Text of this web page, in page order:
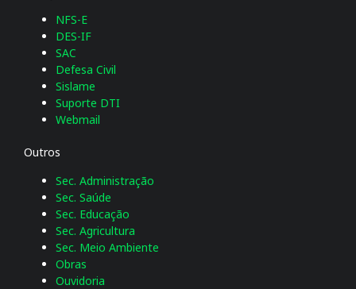
NFS-E
DES-IF
SAC
Defesa Civil
Sislame
Suporte DTI
Webmail
Outros
Sec. Administração
Sec. Saúde
Sec. Educação
Sec. Agricultura
Sec. Meio Ambiente
Obras
Ouvidoria